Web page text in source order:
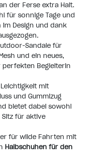
der Ferse extra Halt.
für sonnige Tage und
im Design und dank
Sandale für
und ein neues,
Begleiterin
mit
und Gummizug
bietet dabei sowohl
für aktive
für wilde Fahrten mit
Halbschuhen für den